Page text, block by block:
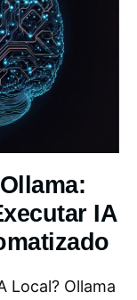
IA
Local? Ollama